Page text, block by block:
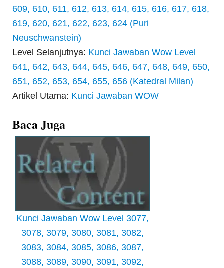
609, 610, 611, 612, 613, 614, 615, 616, 617, 618,
619, 620, 621, 622, 623, 624 (Puri
Neuschwanstein)
Level Selanjutnya: Kunci Jawaban Wow Level
641, 642, 643, 644, 645, 646, 647, 648, 649, 650,
651, 652, 653, 654, 655, 656 (Katedral Milan)
Artikel Utama: Kunci Jawaban WOW
Baca Juga
Kunci Jawaban Wow Level 3077,
3078, 3079, 3080, 3081, 3082,
3083, 3084, 3085, 3086, 3087,
3088, 3089, 3090, 3091, 3092,